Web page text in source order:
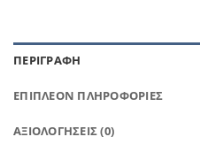
ΠΕΡΙΓΡΑΦΉ
ΕΠΙΠΛΈΟΝ ΠΛΗΡΟΦΟΡΊΕΣ
ΑΞΙΟΛΟΓΉΣΕΙΣ (0)